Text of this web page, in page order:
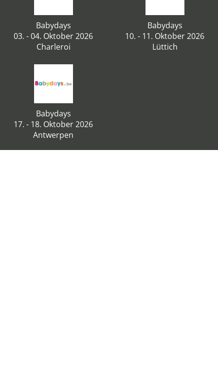
Babydays
03. - 04. Oktober 2026
Charleroi
Babydays
10. - 11. Oktober 2026
Lüttich
Babydays
17. - 18. Oktober 2026
Antwerpen